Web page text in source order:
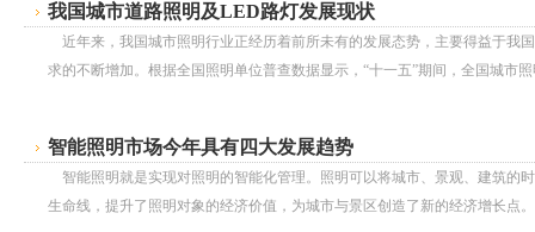
我国城市道路照明及LED路灯发展现状
近年来，我国城市照明行业正经历着前所未有的发展态势，主要得益于我
求的不断增加。根据全国照明单位普查数据显示，“十一五”期间，全国城市
智能照明市场今年具有四大发展趋势
智能照明就是实现对照明的智能化管理。照明可以将城市、景观、建筑的
生命线，提升了照明对象的经济价值，为城市与景区创造了新的经济增长点